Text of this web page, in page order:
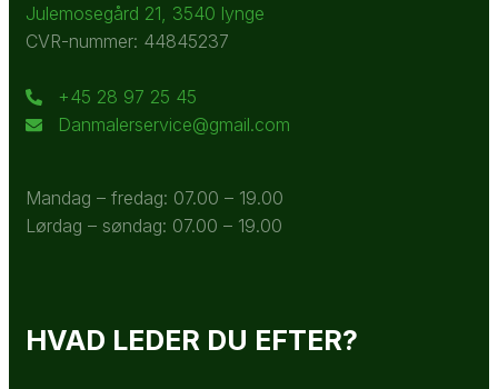
Julemosegård 21, 3540 lynge
CVR-nummer: 44845237
+45 28 97 25 45
Danmalerservice@gmail.com
Mandag – fredag: 07.00 – 19.00
Lørdag – søndag: 07.00 – 19.00
HVAD LEDER DU EFTER?